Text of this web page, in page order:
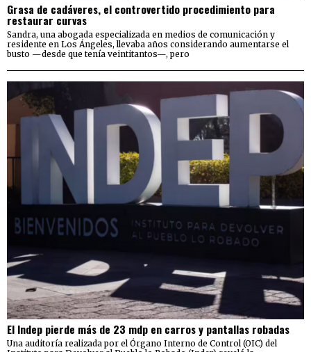
Grasa de cadáveres, el controvertido procedimiento para
restaurar curvas
Sandra, una abogada especializada en medios de comunicación y
residente en Los Ángeles, llevaba años considerando aumentarse el
busto —desde que tenía veintitantos—, pero
El Indep pierde más de 23 mdp en carros y pantallas robadas
Una auditoría realizada por el Órgano Interno de Control (OIC) del